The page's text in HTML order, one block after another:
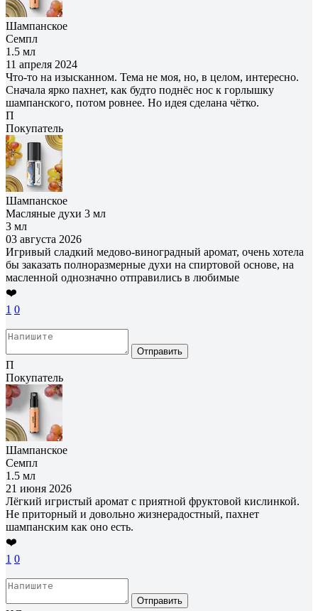
Шампанское
Семпл
1.5 мл
11 апреля 2024
Что-то на изысканном. Тема не моя, но, в целом, интересно.
Сначала ярко пахнет, как будто поднёс нос к горлышку
шампанского, потом ровнее. Но идея сделана чётко.
П
Покупатель
Шампанское
Масляные духи 3 мл
3 мл
03 августа 2026
Игривый сладкий медово-виноградный аромат, очень хотела
бы заказать полноразмерные духи на спиртовой основе, на
масленной однозначно отправились в любимые
❤️
1 0
Отправить
П
Покупатель
Шампанское
Семпл
1.5 мл
21 июня 2026
Лёгкий игристый аромат с приятной фруктовой кислинкой.
Не приторный и довольно жизнерадостный, пахнет
шампанским как оно есть.
❤️
1 0
Отправить